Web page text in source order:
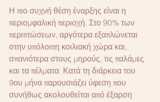
Η πιο συχνή θέση έναρξης είναι η
περιομφαλική περιοχή. Στο 90% των
περιπτώσεων, αργότερα εξαπλώνεται
στην υπόλοιπη κοιλιακή χώρα και,
σπανιότερα στους μηρούς, τις παλάμες
και τα πέλματα. Κατά τη διάρκεια του
9ου μήνα παρουσιάζει ύφεση που
συνήθως ακολουθείται από έξαρση